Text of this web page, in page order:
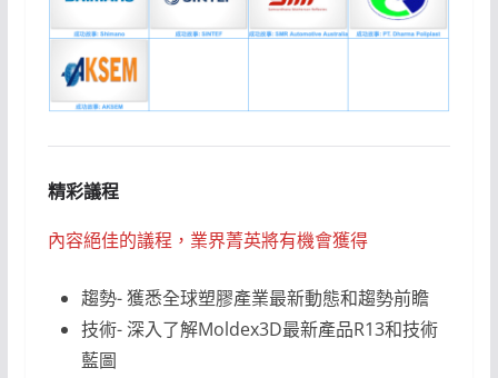
精彩議程
內容絕佳的議程，業界菁英將有機會獲得
趨勢- 獲悉全球塑膠產業最新動態和趨勢前瞻
技術- 深入了解Moldex3D最新產品R13和技術
藍圖